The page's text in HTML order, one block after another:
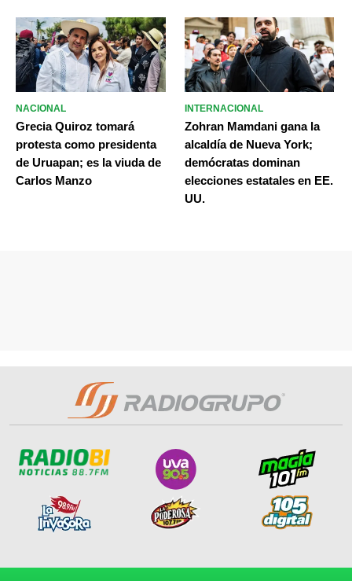
NACIONAL
Grecia Quiroz tomará
protesta como presidenta
de Uruapan; es la viuda de
Carlos Manzo
INTERNACIONAL
Zohran Mamdani gana la
alcaldía de Nueva York;
demócratas dominan
elecciones estatales en EE.
UU.